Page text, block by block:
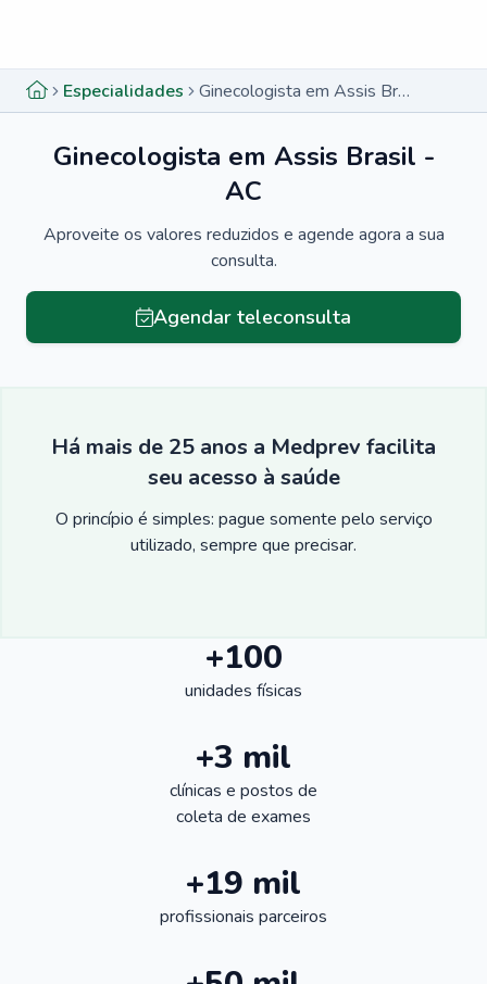
Especialidades Ginecologista em Assis Brasil - AC
Ginecologista em Assis Brasil -
AC
Aproveite os valores reduzidos e agende agora a sua
consulta.
Agendar teleconsulta
Há mais de 25 anos a Medprev facilita
seu acesso à saúde
O princípio é simples: pague somente pelo serviço
utilizado, sempre que precisar.
+100
unidades físicas
+3 mil
clínicas e postos de
coleta de exames
+19 mil
profissionais parceiros